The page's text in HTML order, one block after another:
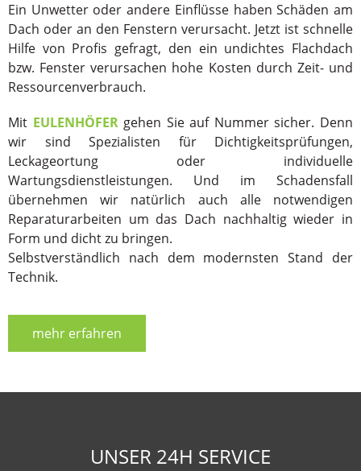
Ein Unwetter oder andere Einflüsse haben Schäden am
Dach oder an den Fenstern verursacht. Jetzt ist schnelle
Hilfe von Profis gefragt, den ein undichtes Flachdach
bzw. Fenster verursachen hohe Kosten durch Zeit- und
Ressourcenverbrauch.
Mit EULENHÖFERgehen Sie auf Nummer sicher. Denn
wir sind Spezialisten für Dichtigkeitsprüfungen,
Leckageortung oder individuelle
Wartungsdienstleistungen. Und im Schadensfall
übernehmen wir natürlich auch alle notwendigen
Reparaturarbeiten um das Dach nachhaltig wieder in
Form und dicht zu bringen.
Selbstverständlich nach dem modernsten Stand der
Technik.
mehr erfahren
UNSER 24H SERVICE